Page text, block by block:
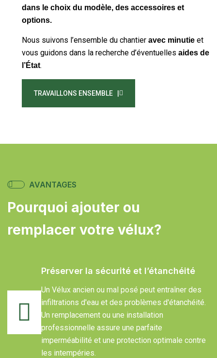
dans le choix du modèle, des accessoires et
options.
Nous suivons l’ensemble du chantier avec minutie et
vous guidons dans la recherche d’éventuelles aides de
l’État.
TRAVAILLONS ENSEMBLE |
AVANTAGES
Pourquoi ajouter ou
remplacer votre vélux?
Préserver la sécurité et l’étanchéité
Un Vélux ancien ou mal posé peut entraîner des
infiltrations d'eau et des problèmes d'étanchéité.
Un remplacement ou une installation
professionnelle assure une parfaite
imperméabilité et une protection optimale contre
les intempéries.